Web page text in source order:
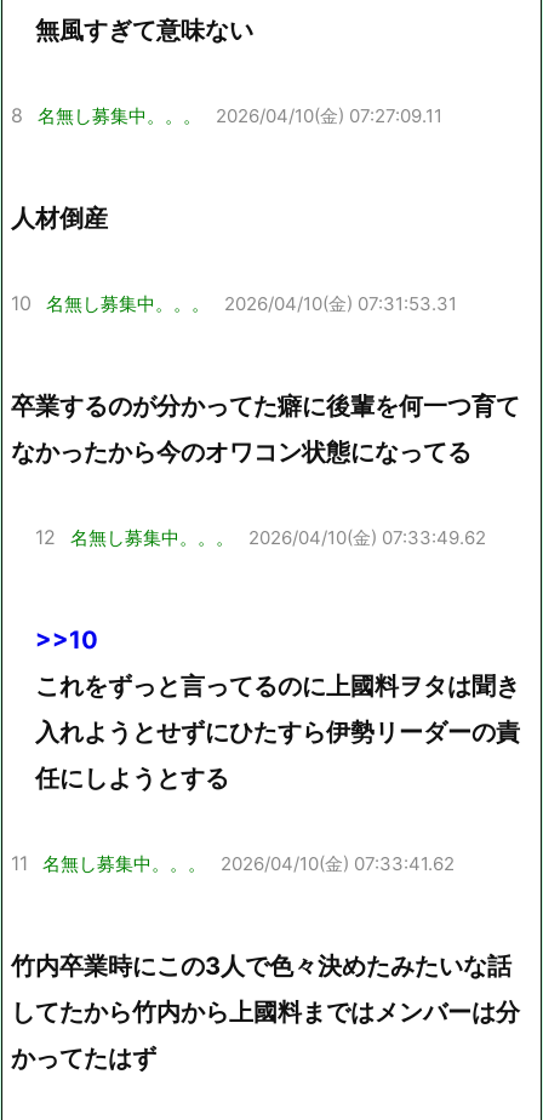
無風すぎて意味ない
8 名無し募集中。。。 2026/04/10(金) 07:27:09.11
人材倒産
10 名無し募集中。。。 2026/04/10(金) 07:31:53.31
卒業するのが分かってた癖に後輩を何一つ育て
なかったから今のオワコン状態になってる
12 名無し募集中。。。 2026/04/10(金) 07:33:49.62
>>10
これをずっと言ってるのに上國料ヲタは聞き
入れようとせずにひたすら伊勢リーダーの責
任にしようとする
11 名無し募集中。。。 2026/04/10(金) 07:33:41.62
竹内卒業時にこの3人で色々決めたみたいな話
してたから竹内から上國料まではメンバーは分
かってたはず